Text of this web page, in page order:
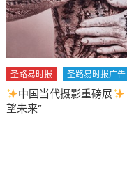
圣路易时报 圣路易时报广告
中国当代摄影重磅展
望未来”